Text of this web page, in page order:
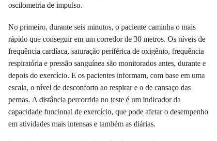
oscilometria de impulso.
No primeiro, durante seis minutos, o paciente caminha o mais
rápido que conseguir em um corredor de 30 metros. Os níveis de
frequência cardíaca, saturação periférica de oxigênio, frequência
respiratória e pressão sanguínea são monitorados antes, durante e
depois do exercício. E os pacientes informam, com base em uma
escala, o nível de desconforto ao respirar e o de cansaço das
pernas. A distância percorrida no teste é um indicador da
capacidade funcional de exercício, que pode afetar o desempenho
em atividades mais intensas e também as diárias.